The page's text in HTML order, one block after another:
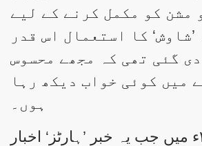
مشن کو مکمل کرنے کے لیے
کا استعمال اس قدر
گئی تھی کہ مجھے محسوس
میں کوئی خواب دیکھ رہا
ہوں۔
اگست ۲۰۲۴ء میں جب یہ خبر ’ہارٹز‘ اخبار